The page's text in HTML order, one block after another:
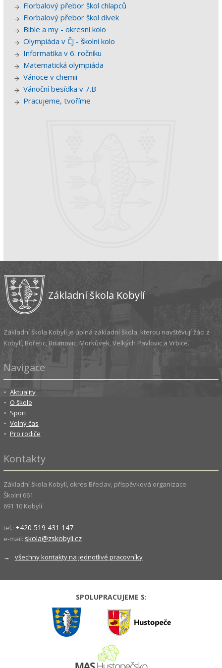
Florbalový přebor škol chlapců
Florbalový přebor škol dívek
Bible a my - okresní kolo
Olympiáda v ČJ - školní kolo
Informatika v 6. ročníku
Matematická olympiáda
Vánoce v chemii
Vánoční besídka v 7.B
Pracujeme, tvoříme
Základní škola Kobylí
Základní škola Kobylí je úplná základní škola, kterou navštěvují žáci z
Kobylí, Bořetic, Brumovic, Morkůvek, Velkých Pavlovic a Vrbice.
Navigace
Aktuality
O škole
Sport
Volný čas
Pro rodiče
Kontakty
Základní škola Kobylí, okres Břeclav, příspěvková organizace
Školní 661
691 10 Kobylí
tel.: +420 519 431 147
e-mail: skola@zskobyli.cz
→ všechny kontakty na jednotlivé pracovníky
SPOLUPRACUJEME S: